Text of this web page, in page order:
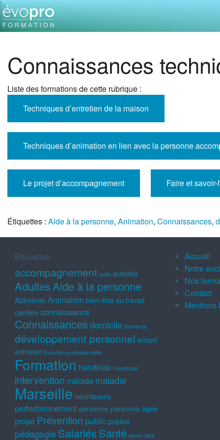
Connaissances
Liste des formations de cette rubrique :
Techniques d’entretien de la maison
Techniques d’animation en lien avec la personne
Le projet d’accompagnement Faire et
Étiquettes : Aide à la personne, Animation, Connaissances,
Étiquettes
accompagnement actifs activités
AdultesAide à la personne
Alzheimer Animation bien-être au travail
carrière connaissance
Connaissancesdomicile Démence
développement personnel enfant
entretien Evolution professionnelle
Formation handicap Handicapé
intervention malade maladie
Marseille nourrissons
perfectionnement personne personne âgée
projet Prévention public publics
pédagogieSalariésSanté savoir-faire
Accueil
Notre
Nos
Contact
Mentions